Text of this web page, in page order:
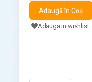
Adauga in wishlist